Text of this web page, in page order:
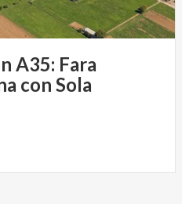
A35: Fara
con Sola